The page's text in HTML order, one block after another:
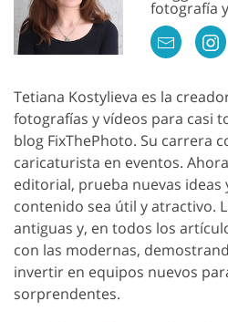
fotografía
Tetiana Kostylieva es la
fotografías y vídeos para casi
blog FixThePhoto. Su carrera
caricaturista en eventos.
editorial, prueba nuevas ideas
contenido sea útil y atractivo.
antiguas y, en todos los
con las modernas,
invertir en equipos nuevos
sorprendentes.
GET 50% OFF